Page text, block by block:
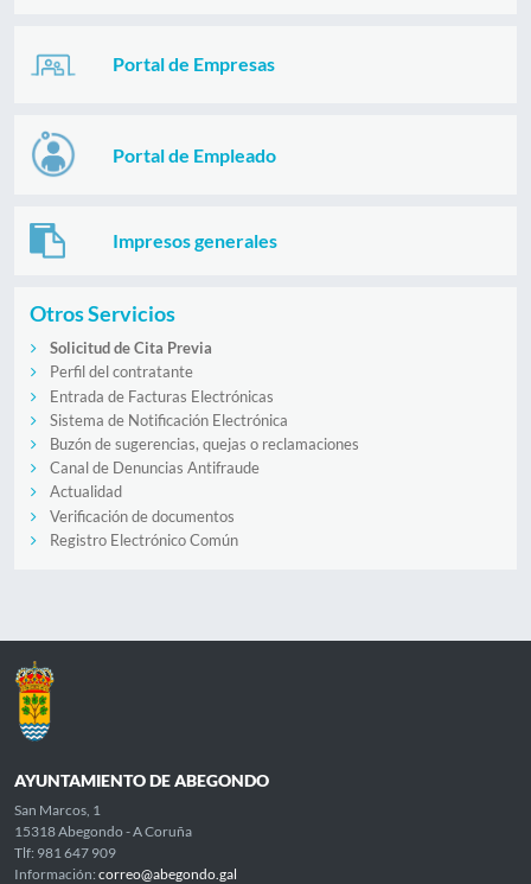
Portal de Empresas
Portal de Empleado
Impresos generales
Otros Servicios
Solicitud de Cita Previa
Perfil del contratante
Entrada de Facturas Electrónicas
Sistema de Notificación Electrónica
Buzón de sugerencias, quejas o reclamaciones
Canal de Denuncias Antifraude
Actualidad
Verificación de documentos
Registro Electrónico Común
AYUNTAMIENTO DE ABEGONDO
San Marcos, 1
15318 Abegondo - A Coruña
Tlf: 981 647 909
Información: correo@abegondo.gal